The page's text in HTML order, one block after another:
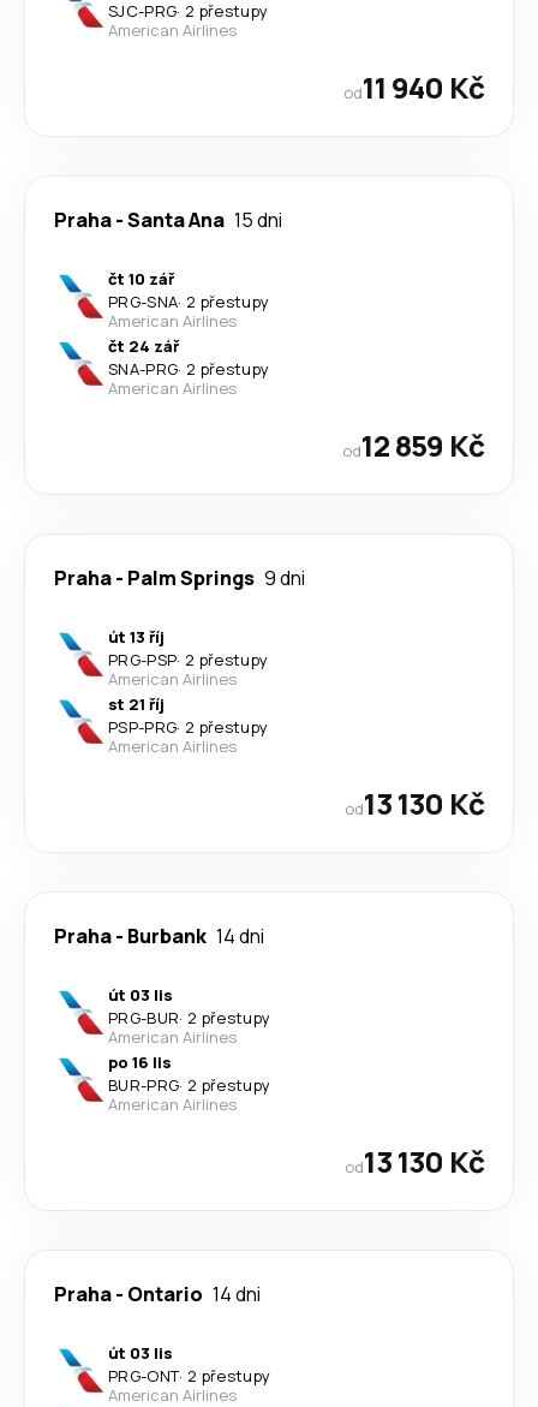
SJC-PRG· 2 přestupy
American Airlines
od11 940 Kč
Praha-Santa Ana 15 dni
čt 10 zář
PRG-SNA· 2 přestupy
American Airlines
čt 24 zář
SNA-PRG· 2 přestupy
American Airlines
od12 859 Kč
Praha- Palm Springs 9 dni
út 13 říj
PRG-PSP· 2 přestupy
American Airlines
st 21 říj
PSP-PRG· 2 přestupy
American Airlines
od13 130 Kč
Praha- Burbank 14 dni
út 03 lis
PRG-BUR· 2 přestupy
American Airlines
po 16 lis
BUR-PRG· 2 přestupy
American Airlines
od13 130 Kč
Praha- Ontario 14 dni
út 03 lis
PRG-ONT· 2 přestupy
American Airlines